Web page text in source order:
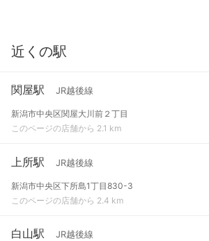
近くの駅
関屋駅 JR越後線
新潟市中央区関屋大川前２丁目
このページの店舗から 2.1 km
上所駅 JR越後線
新潟市中央区下所島1丁目830-3
このページの店舗から 2.4 km
白山駅 JR越後線